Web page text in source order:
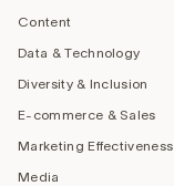
Content
Data & Technology
Diversity & Inclusion
E-commerce & Sales
Marketing Effectiveness
Media